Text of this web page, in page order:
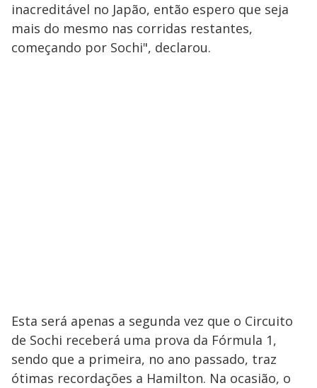
inacreditável no Japão, então espero que seja
mais do mesmo nas corridas restantes,
começando por Sochi", declarou.
Esta será apenas a segunda vez que o Circuito
de Sochi receberá uma prova da Fórmula 1,
sendo que a primeira, no ano passado, traz
ótimas recordações a Hamilton. Na ocasião, o